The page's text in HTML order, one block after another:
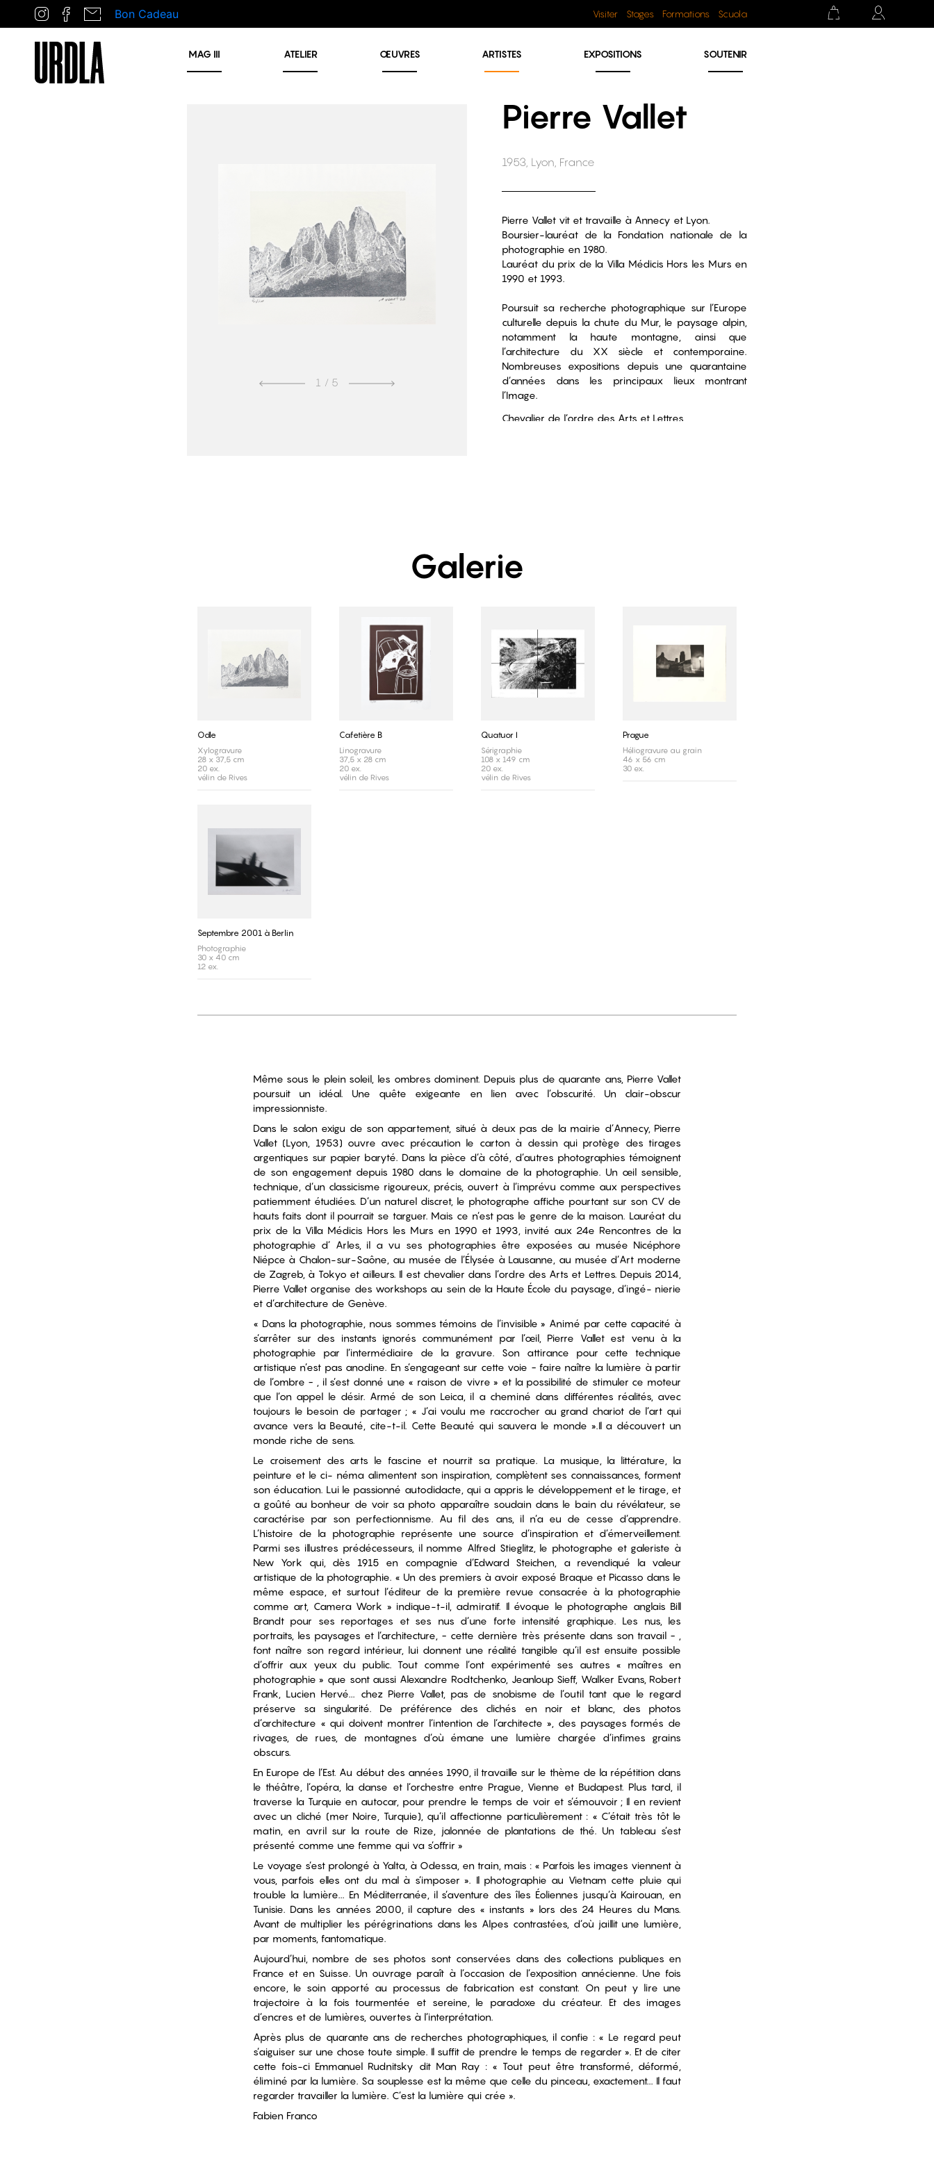
Bon Cadeau Visiter Stages Formations Scuola
MAG III ATELIER ŒUVRES ARTISTES EXPOSITIONS SOUTENIR
1 / 5
Pierre Vallet
1953, Lyon, France
Pierre Vallet vit et travaille à Annecy et Lyon.
Boursier-lauréat de la Fondation nationale de la
photographie en 1980.
Lauréat du prix de la Villa Médicis Hors les Murs en
1990 et 1993.
Poursuit sa recherche photographique sur l’Europe
culturelle depuis la chute du Mur, le paysage alpin,
notamment la haute montagne, ainsi que
l’architecture du XX siècle et contemporaine.
Nombreuses expositions depuis une quarantaine
d’années dans les principaux lieux montrant
l’Image.
Chevalier de l’ordre des Arts et Lettres
Galerie
Odle
Xylogravure
28 x 37,5 cm
20 ex.
vélin de Rives
Cafetière B
Linogravure
37,5 x 28 cm
20 ex.
vélin de Rives
Quatuor I
Sérigraphie
108 x 149 cm
20 ex.
vélin de Rives
Prague
Héliogravure au grain
46 x 56 cm
30 ex.
Septembre 2001 à Berlin
Photographie
30 x 40 cm
12 ex.
Même sous le plein soleil, les ombres dominent. Depuis plus de quarante ans, Pierre Vallet
poursuit un idéal. Une quête exigeante en lien avec l’obscurité. Un clair-obscur
impressionniste.
Dans le salon exigu de son appartement, situé à deux pas de la mairie d’Annecy, Pierre
Vallet (Lyon, 1953) ouvre avec précaution le carton à dessin qui protège des tirages
argentiques sur papier baryté. Dans la pièce d’à côté, d’autres photographies témoignent
de son engagement depuis 1980 dans le domaine de la photographie. Un œil sensible,
technique, d’un classicisme rigoureux, précis, ouvert à l’imprévu comme aux perspectives
patiemment étudiées. D’un naturel discret, le photographe affiche pourtant sur son CV de
hauts faits dont il pourrait se targuer. Mais ce n’est pas le genre de la maison. Lauréat du
prix de la Villa Médicis Hors les Murs en 1990 et 1993, invité aux 24e Rencontres de la
photographie d’ Arles, il a vu ses photographies être exposées au musée Nicéphore
Niépce à Chalon-sur-Saône, au musée de l’Élysée à Lausanne, au musée d’Art moderne
de Zagreb, à Tokyo et ailleurs. Il est chevalier dans l’ordre des Arts et Lettres. Depuis 2014,
Pierre Vallet organise des workshops au sein de la Haute École du paysage, d’ingé- nierie
et d’architecture de Genève.
« Dans la photographie, nous sommes témoins de l’invisible » Animé par cette capacité à
s’arrêter sur des instants ignorés communément par l’œil, Pierre Vallet est venu à la
photographie par l’intermédiaire de la gravure. Son attirance pour cette technique
artistique n’est pas anodine. En s’engageant sur cette voie − faire naître la lumière à partir
de l’ombre − , il s’est donné une « raison de vivre » et la possibilité de stimuler ce moteur
que l’on appel le désir. Armé de son Leica, il a cheminé dans différentes réalités, avec
toujours le besoin de partager ; « J’ai voulu me raccrocher au grand chariot de l’art qui
avance vers la Beauté, cite-t-il. Cette Beauté qui sauvera le monde ».Il a découvert un
monde riche de sens.
Le croisement des arts le fascine et nourrit sa pratique. La musique, la littérature, la
peinture et le ci- néma alimentent son inspiration, complètent ses connaissances, forment
son éducation. Lui le passionné autodidacte, qui a appris le développement et le tirage, et
a goûté au bonheur de voir sa photo apparaître soudain dans le bain du révélateur, se
caractérise par son perfectionnisme. Au fil des ans, il n’a eu de cesse d’apprendre.
L’histoire de la photographie représente une source d’inspiration et d’émerveillement.
Parmi ses illustres prédécesseurs, il nomme Alfred Stieglitz, le photographe et galeriste à
New York qui, dès 1915 en compagnie d’Edward Steichen, a revendiqué la valeur
artistique de la photographie. « Un des premiers à avoir exposé Braque et Picasso dans le
même espace, et surtout l’éditeur de la première revue consacrée à la photographie
comme art, Camera Work » indique-t-il, admiratif. Il évoque le photographe anglais Bill
Brandt pour ses reportages et ses nus d’une forte intensité graphique. Les nus, les
portraits, les paysages et l’architecture, − cette dernière très présente dans son travail − ,
font naître son regard intérieur, lui donnent une réalité tangible qu’il est ensuite possible
d’offrir aux yeux du public. Tout comme l’ont expérimenté ses autres « maîtres en
photographie » que sont aussi Alexandre Rodtchenko, Jeanloup Sieff, Walker Evans, Robert
Frank, Lucien Hervé... chez Pierre Vallet, pas de snobisme de l’outil tant que le regard
préserve sa singularité. De préférence des clichés en noir et blanc, des photos
d’architecture « qui doivent montrer l’intention de l’architecte », des paysages formés de
rivages, de rues, de montagnes d’où émane une lumière chargée d’infimes grains
obscurs.
En Europe de l’Est. Au début des années 1990, il travaille sur le thème de la répétition dans
le théâtre, l’opéra, la danse et l’orchestre entre Prague, Vienne et Budapest. Plus tard, il
traverse la Turquie en autocar, pour prendre le temps de voir et s’émouvoir ; Il en revient
avec un cliché (mer Noire, Turquie), qu’il affectionne particulièrement : « C’était très tôt le
matin, en avril sur la route de Rize, jalonnée de plantations de thé. Un tableau s’est
présenté comme une femme qui va s’offrir »
Le voyage s’est prolongé à Yalta, à Odessa, en train, mais : « Parfois les images viennent à
vous, parfois elles ont du mal à s’imposer ». Il photographie au Vietnam cette pluie qui
trouble la lumière... En Méditerranée, il s’aventure des îles Éoliennes jusqu’à Kairouan, en
Tunisie. Dans les années 2000, il capture des « instants » lors des 24 Heures du Mans.
Avant de multiplier les pérégrinations dans les Alpes contrastées, d’où jaillit une lumière,
par moments, fantomatique.
Aujourd’hui, nombre de ses photos sont conservées dans des collections publiques en
France et en Suisse. Un ouvrage paraît à l’occasion de l’exposition annécienne. Une fois
encore, le soin apporté au processus de fabrication est constant. On peut y lire une
trajectoire à la fois tourmentée et sereine, le paradoxe du créateur. Et des images
d’encres et de lumières, ouvertes à l’interprétation.
Après plus de quarante ans de recherches photographiques, il confie : « Le regard peut
s’aiguiser sur une chose toute simple. Il suffit de prendre le temps de regarder ». Et de citer
cette fois-ci Emmanuel Rudnitsky dit Man Ray : « Tout peut être transformé, déformé,
éliminé par la lumière. Sa souplesse est la même que celle du pinceau, exactement... Il faut
regarder travailler la lumière. C’est la lumière qui crée ».
Fabien Franco